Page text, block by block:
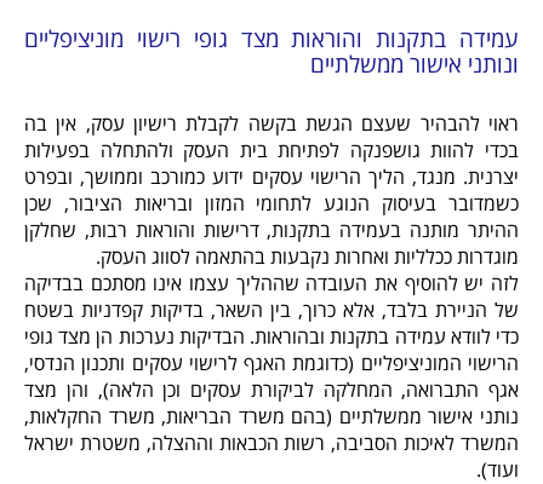
עמידה בתקנות והוראות מצד גופי רישוי מוניציפליים
ונותני אישור ממשלתיים
ראוי להבהיר שעצם הגשת בקשה לקבלת רישיון עסק, אין בה
בכדי להוות גושפנקה לפתיחת בית העסק ולהתחלה בפעילות
יצרנית. מנגד, הליך הרישוי עסקים ידוע כמורכב וממושך, ובפרט
כשמדובר בעיסוק הנוגע לתחומי המזון ובריאות הציבור, שכן
ההיתר מותנה בעמידה בתקנות, דרישות והוראות רבות, שחלקן
מוגדרות ככלליות ואחרות נקבעות בהתאמה לסווג העסק.
לזה יש להוסיף את העובדה שההליך עצמו אינו מסתכם בבדיקה
של הניירת בלבד, אלא כרוך, בין השאר, בדיקות קפדניות בשטח
כדי לוודא עמידה בתקנות ובהוראות. הבדיקות נערכות הן מצד גופי
הרישוי המוניציפליים (כדוגמת האגף לרישוי עסקים ותכנון הנדסי,
אגף התברואה, המחלקה לביקורת עסקים וכן הלאה), והן מצד
נותני אישור ממשלתיים (בהם משרד הבריאות, משרד החקלאות,
המשרד לאיכות הסביבה, רשות הכבאות וההצלה, משטרת ישראל
ועוד).